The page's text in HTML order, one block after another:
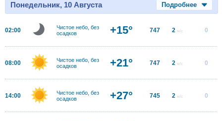
Понедельник, 10 Августа Подробнее
02:00
Чистое небо, без
осадков
+15° 747 2 м/с 0
08:00
Чистое небо, без
осадков
+21° 747 2 м/с 0
14:00
Чистое небо, без
осадков
+27° 745 2 м/с 0